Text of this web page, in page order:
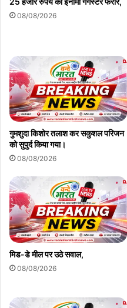
08/08/2026
गुमशुदा किशोर तलाश कर सकुशल परिजन
को सुपुर्द किया गया।
08/08/2026
मिड-डे मील पर उठे सवाल,
08/08/2026